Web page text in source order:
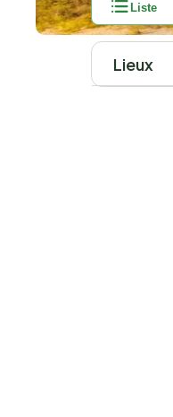
Liste
Lieux